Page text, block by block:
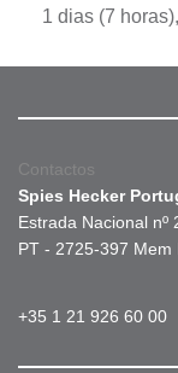
1 dias (7
Contactos
Spies Hecker
Estrada Nacional nº
PT - 2725-397 Mem
+35 1 21 926 60 00